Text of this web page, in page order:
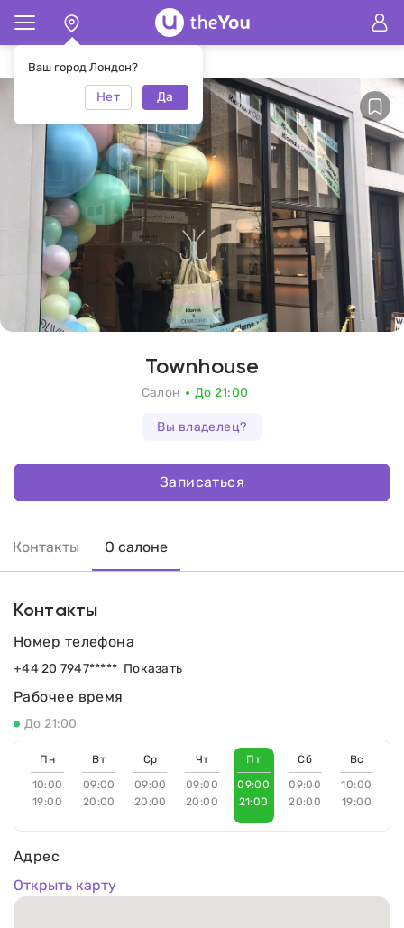
Ваш город Лондон?
Нет Да
Главная Салон Townhouse
Townhouse
Салон До 21:00
Вы владелец?
Записаться
Контакты О салоне
Контакты
Адрес
Открыть карту
Рабочее время
До 21:00
Пн
10:00
19:00
Вт
09:00
20:00
Ср
09:00
20:00
Чт
09:00
20:00
Пт
09:00
21:00
Сб
09:00
20:00
Вс
10:00
19:00
Номер телефона
+44 20 7947***** Показать